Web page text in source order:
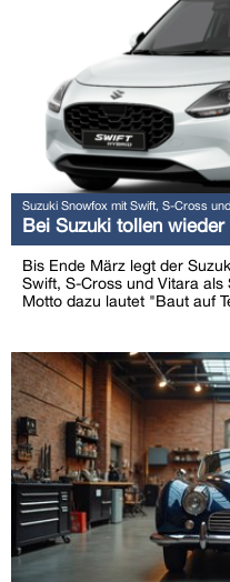
Suzuki Snowfox mit Swift, S-Cross
Bei Suzuki tollen
Bis Ende März legt der
Swift, S-Cross und Vitara
Motto dazu lautet "Baut auf